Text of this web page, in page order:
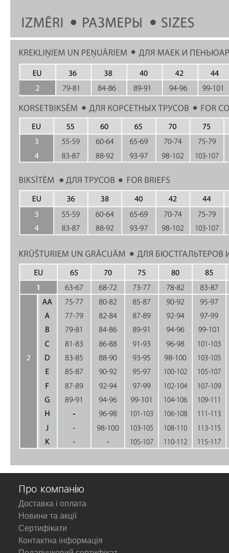
Про компанію
Доставка і оплата
Новини та акції
Сертифікати
Контактна інформація